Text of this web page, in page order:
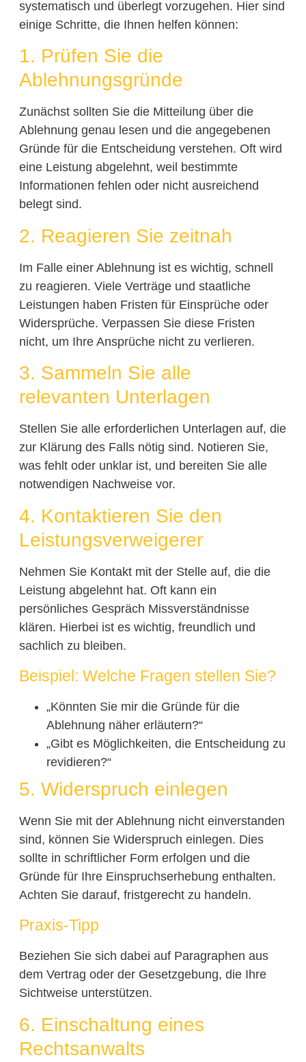
systematisch und überlegt vorzugehen. Hier sind
einige Schritte, die Ihnen helfen können:
1. Prüfen Sie die
Ablehnungsgründe
Zunächst sollten Sie die Mitteilung über die
Ablehnung genau lesen und die angegebenen
Gründe für die Entscheidung verstehen. Oft wird
eine Leistung abgelehnt, weil bestimmte
Informationen fehlen oder nicht ausreichend
belegt sind.
2. Reagieren Sie zeitnah
Im Falle einer Ablehnung ist es wichtig, schnell
zu reagieren. Viele Verträge und staatliche
Leistungen haben Fristen für Einsprüche oder
Widersprüche. Verpassen Sie diese Fristen
nicht, um Ihre Ansprüche nicht zu verlieren.
3. Sammeln Sie alle
relevanten Unterlagen
Stellen Sie alle erforderlichen Unterlagen auf, die
zur Klärung des Falls nötig sind. Notieren Sie,
was fehlt oder unklar ist, und bereiten Sie alle
notwendigen Nachweise vor.
4. Kontaktieren Sie den
Leistungsverweigerer
Nehmen Sie Kontakt mit der Stelle auf, die die
Leistung abgelehnt hat. Oft kann ein
persönliches Gespräch Missverständnisse
klären. Hierbei ist es wichtig, freundlich und
sachlich zu bleiben.
Beispiel: Welche Fragen stellen Sie?
„Könnten Sie mir die Gründe für die
Ablehnung näher erläutern?“
„Gibt es Möglichkeiten, die Entscheidung zu
revidieren?“
5. Widerspruch einlegen
Wenn Sie mit der Ablehnung nicht einverstanden
sind, können Sie Widerspruch einlegen. Dies
sollte in schriftlicher Form erfolgen und die
Gründe für Ihre Einspruchserhebung enthalten.
Achten Sie darauf, fristgerecht zu handeln.
Praxis-Tipp
Beziehen Sie sich dabei auf Paragraphen aus
dem Vertrag oder der Gesetzgebung, die Ihre
Sichtweise unterstützen.
6. Einschaltung eines
Rechtsanwalts